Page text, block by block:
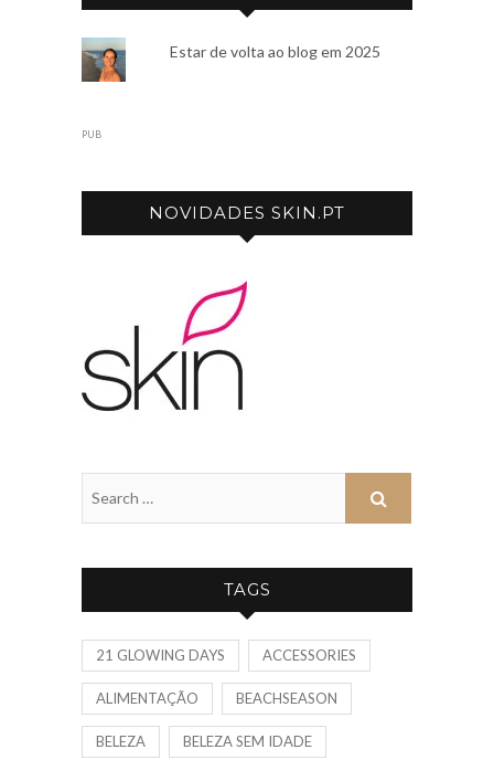
Estar de volta ao blog em 2025
PUB
NOVIDADES SKIN.PT
TAGS
21 GLOWING DAYS ACCESSORIES
ALIMENTAÇÃO BEACHSEASON
BELEZA BELEZA SEM IDADE